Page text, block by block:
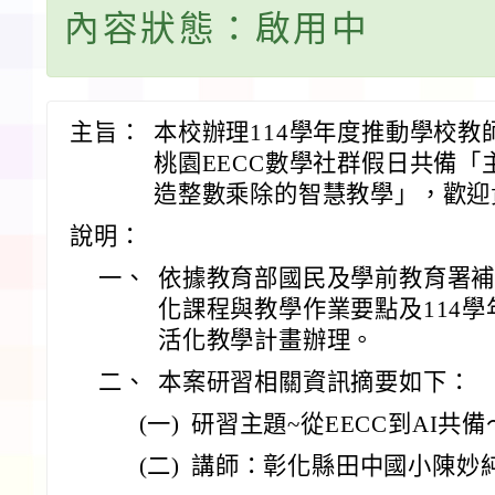
內容狀態：啟用中
主旨：
本校辦理114學年度推動學校教
桃園EECC數學社群假日共備「
造整數乘除的智慧教學」，歡
說明：
一、
依據教育部國民及學前教育署
化課程與教學作業要點及114
活化教學計畫辦理。
二、
本案研習相關資訊摘要如下：
(一) 研習主題~從EECC到AI共
(二) 講師：彰化縣田中國小陳妙